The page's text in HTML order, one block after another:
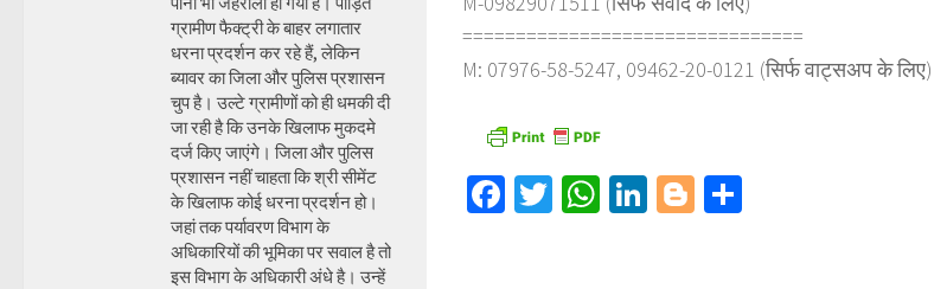
================================
M: 07976-58-5247, 09462-20-0121 (सिर्फ वाट्सअप के लिए)
Facebook
TwitterWhatsApp
LinkedIn
Blogger
ग्रामीण फैक्ट्री के बाहर लगातार
धरना प्रदर्शन कर रहे हैं, लेकिन
ब्यावर का जिला और पुलिस प्रशासन
चुप है। उल्टे ग्रामीणों को ही धमकी दी
जा रही है कि उनके खिलाफ मुकदमे
दर्ज किए जाएंगे। जिला और पुलिस
प्रशासन नहीं चाहता कि श्री सीमेंट
के खिलाफ कोई धरना प्रदर्शन हो।
जहां तक पर्यावरण विभाग के
अधिकारियों की भूमिका पर सवाल है तो
इस विभाग के अधिकारी अंधे है। उन्हें